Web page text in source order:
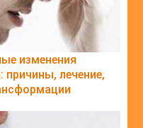
изменения
причины, лечение,